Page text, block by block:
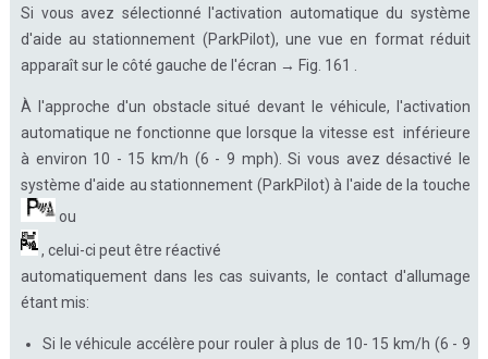
Si vous avez sélectionné l'activation automatique du système
d'aide au stationnement (ParkPilot), une vue en format réduit
apparaît sur le côté gauche de l'écran → Fig. 161 .
À l'approche d'un obstacle situé devant le véhicule, l'activation
automatique ne fonctionne que lorsque la vitesse est inférieure
à environ 10 - 15 km/h (6 - 9 mph). Si vous avez désactivé le
système d'aide au stationnement (ParkPilot) à l'aide de la touche
ou
, celui-ci peut être réactivé
automatiquement dans les cas suivants, le contact d'allumage
étant mis:
Si le véhicule accélère pour rouler à plus de 10- 15 km/h (6 - 9